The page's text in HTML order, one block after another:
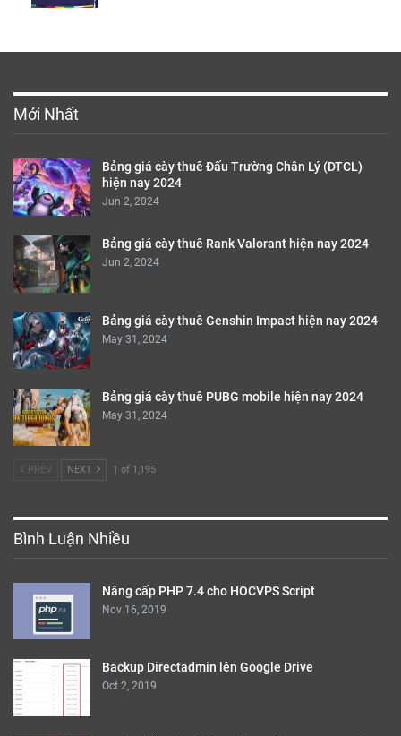
Mới Nhất
Bảng giá cày thuê Đấu Trường Chân Lý (DTCL)
hiện nay 2024
Jun 2, 2024
Bảng giá cày thuê Rank Valorant hiện nay 2024
Jun 2, 2024
Bảng giá cày thuê Genshin Impact hiện nay 2024
May 31, 2024
Bảng giá cày thuê PUBG mobile hiện nay 2024
May 31, 2024
PREV NEXT 1 of 1,195
Bình Luận Nhiều
Nâng cấp PHP 7.4 cho HOCVPS Script
Nov 16, 2019
Backup Directadmin lên Google Drive
Oct 2, 2019